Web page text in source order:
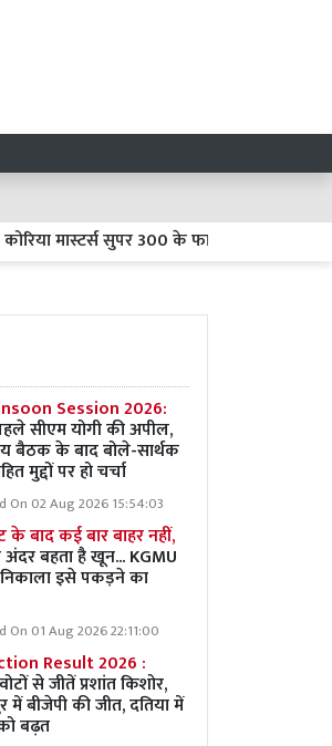
मास्टर्स सुपर 300 के फाइनल में पहुंचीं अश्मिता
Session 2026:
सीएम योगी की अपील,
बैठक के बाद बोले-सार्थक
मुद्दों पर हो चर्चा
On 02 Aug 2026 15:54:03
के बाद कई बार बाहर नहीं,
बहता है खून... KGMU
इसे पकड़ने का
On 01 Aug 2026 22:11:00
Result 2026 :
से जीतें प्रशांत किशोर,
में बीजेपी की जीत, दतिया में
बढ़त